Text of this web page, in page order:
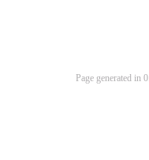
Page generated